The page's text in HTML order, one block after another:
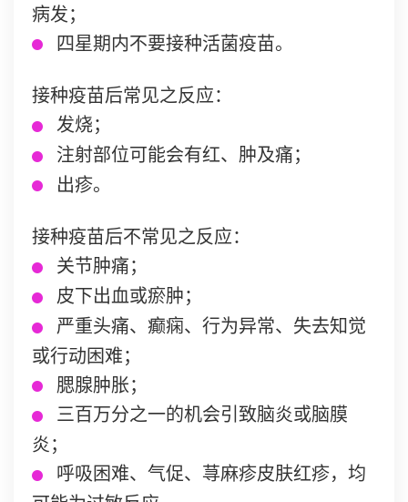
病发；
四星期内不要接种活菌疫苗。
接种疫苗后常见之反应：
发烧；
注射部位可能会有红、肿及痛；
出疹。
接种疫苗后不常见之反应：
关节肿痛；
皮下出血或瘀肿；
严重头痛、癫痫、行为异常、失去知觉
或行动困难；
腮腺肿胀；
三百万分之一的机会引致脑炎或脑膜
炎；
呼吸困难、气促、荨麻疹皮肤红疹，均